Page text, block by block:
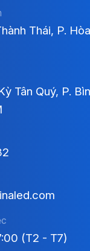
Thái, P.
Tân Quý, P.
(T2 - T7)